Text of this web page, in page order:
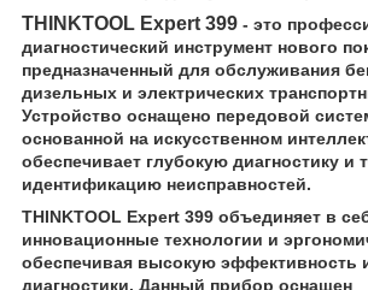
THINKTOOL Expert 399 - это
диагностический инструмент нового
предназначенный для обслуживания
дизельных и электрических
Устройство оснащено передовой
основанной на искусственном
обеспечивает глубокую диагностику и
идентификацию неисправностей.
THINKTOOL Expert 399 объединяет в
инновационные технологии и
обеспечивая высокую эффективность
диагностики. Данный прибор оснащен